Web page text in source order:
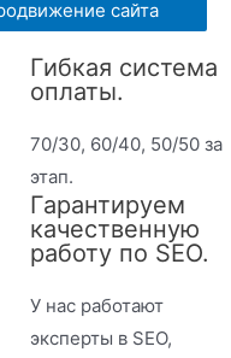
сайта
Гибкая система
оплаты.
70/30, 60/40, 50/50 за
этап.
Гарантируем
качественную
работу по SEO.
У нас работают
эксперты в SEO,